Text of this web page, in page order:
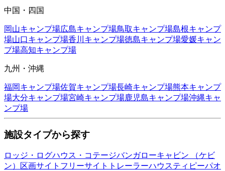
中国・四国
岡山キャンプ場広島キャンプ場鳥取キャンプ場島根キャンプ
場山口キャンプ場香川 キャンプ場徳島キャンプ場愛媛キャン
プ場高知キャンプ場
九州・沖縄
福岡キャンプ場佐賀キャンプ場長崎キャンプ場熊本キャンプ
場大分キャンプ場宮崎キャンプ場鹿児島キャンプ場沖縄キャ
ンプ場
施設タイプから探す
ロッジ・ログハウス・コテージバンガローキャビン （ケビ
ン）
区画サイト フリーサイト トレーラーハウスティピーパオ